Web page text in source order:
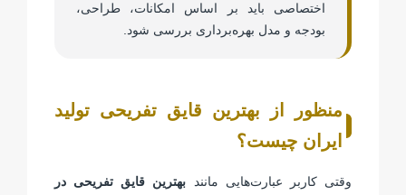
اختصاصی باید بر اساس امکانات، طراحی،
بودجه و مدل بهره‌برداری بررسی شود.
منظور از بهترین قایق تفریحی تولید
ایران چیست؟
وقتی کاربر عبارت‌هایی مانند بهترین قایق تفریحی در